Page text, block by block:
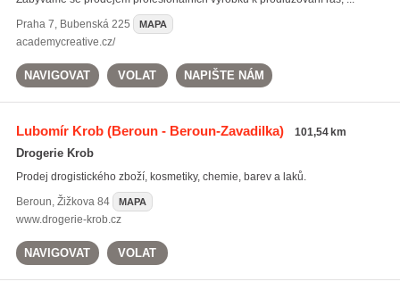
Praha 7, Bubenská 225 MAPA
academycreative.cz/
NAVIGOVAT VOLAT NAPIŠTE NÁM
Lubomír Krob(Beroun - Beroun-Zavadilka) 101,54 km
Drogerie Krob
Prodej drogistického zboží, kosmetiky, chemie, barev a laků.
Beroun, Žižkova 84 MAPA
www.drogerie-krob.cz
NAVIGOVAT VOLAT